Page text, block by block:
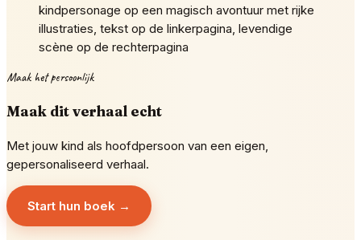
kindpersonage op een magisch avontuur met rijke
illustraties, tekst op de linkerpagina, levendige
scène op de rechterpagina
Maak het persoonlijk
Maak dit verhaal echt
Met jouw kind als hoofdpersoon van een eigen,
gepersonaliseerd verhaal.
Start hun boek →